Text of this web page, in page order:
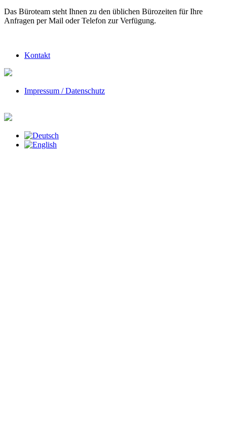
Das Büroteam steht Ihnen zu den üblichen Bürozeiten für Ihre
Anfragen per Mail oder Telefon zur Verfügung.
Kontakt
Impressum / Datenschutz